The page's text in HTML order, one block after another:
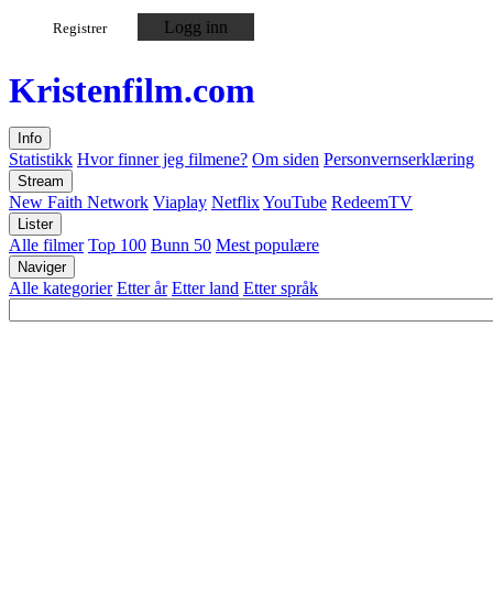
Registrer Logg inn
Kristenfilm.com
Info
Statistikk Hvor finner jeg filmene? Om siden Personvernserklæring
Stream
New Faith Network Viaplay NetflixYouTube RedeemTV
Lister
Alle filmer Top 100 Bunn 50 Mest populære
Naviger
Alle kategorier Etter år Etter land Etter språk